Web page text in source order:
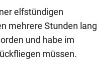
elfstündigen
mehrere Stunden lang
und habe im
müssen.